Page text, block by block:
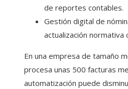
de reportes contables.
Gestión digital de
actualización normativa
En una empresa de tamaño
procesa unas 500 facturas
automatización puede